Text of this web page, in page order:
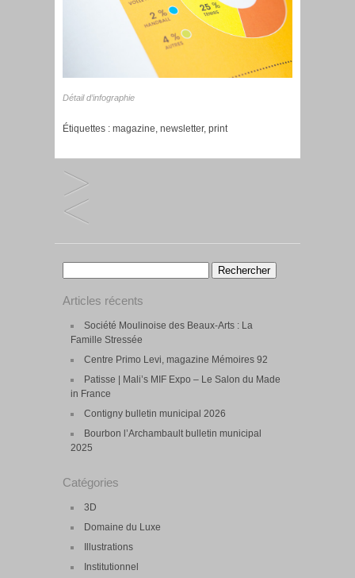
Détail d’infographie
Étiquettes : magazine, newsletter, print
Articles récents
Société Moulinoise des Beaux-Arts : La
Famille Stressée
Centre Primo Levi, magazine Mémoires 92
Patisse | Mali’s MIF Expo – Le Salon du Made
in France
Contigny bulletin municipal 2026
Bourbon l’Archambault bulletin municipal
2025
Catégories
3D
Domaine du Luxe
Illustrations
Institutionnel